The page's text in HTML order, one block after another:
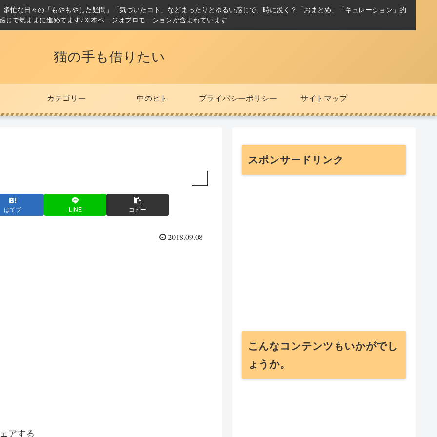
忙な日々の「もやもやした疑問」「気づいたコト」などまったりとゆるい感じで、時に鋭く？「おまとめ」「キュレーション」的
じで気ままに進めてます♪※本ページはプロモーションが含まれています
猫の手も借りたい
カテゴリー 中のヒト プライバシーポリシー サイトマップ
はてブ LINE コピー
2018.09.08
アする
スポンサードリンク
こんなコンテンツもいかがでし
ょうか。